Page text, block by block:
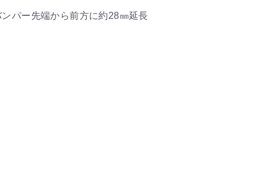
パー先端から前方に約28㎜延長